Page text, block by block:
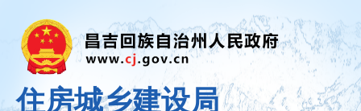
住房城乡建设局